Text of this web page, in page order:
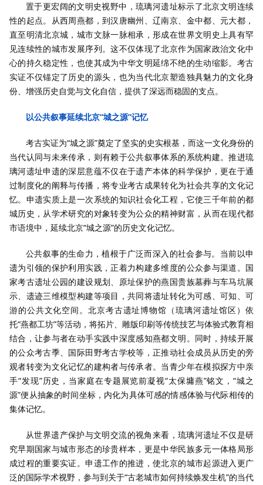
置于更宏阔的文明史视野中，琉璃河遗址标示了北京文明连续
性的起点。从西周燕都，到汉唐幽州、辽南京、金中都、元大都，
直至明清北京城，城市文脉一脉相承，形成在世界文明史上具有罕
见连续性的城市发展序列。这不仅体现了北京作为国家政治文化中
心的持久稳定性，也使其成为中华文明延绵不绝的生动缩影。考古
实证不仅锚定了历史的源头，也为当代北京塑造独具魅力的文化身
份、增强历史自觉与文化自信，提供了深远而稳固的支点。
以公共叙事延续北京“城之源”记忆
考古实证为“城之源”奠定了坚实的史实根基，而这一文化身份的
当代认同与未来传承，则有赖于公共叙事体系的系统构建。推进琉
璃河遗址申遗的深层意蕴不仅在于遗产本体的科学保护，更在于通
过制度化的阐释与传播，将专业考古成果转化为社会共享的文化记
忆。申遗实质上是一次系统的知识社会化工程，它使三千年前的都
城历史，从学术研究的对象转变为公众的精神财富，从而在现代都
市语境中，延续北京“城之源”的历史文化记忆。
公共叙事的生命力，植根于广泛而深入的社会参与。当前以申
遗为引领的保护利用实践，正着力构建多维度的公众参与渠道。国
家考古遗址公园的建设规划、原址保护的燕国贵族墓葬与车马坑展
示、遗迹三维模型构建等项目，共同将遗址转化为可感、可知、可
游的公共文化空间。北京考古遗址博物馆（琉璃河遗址馆区）依
托“燕都工坊”等活动，将拓片、雕版印刷等传统技艺与体验式教育相
结合，让参与者在动手实践中深度感知燕都文明。同时，持续开展
的公众考古季、国际田野考古学校等，正推动社会成员从历史的旁
观者转变为文化记忆的建构者与传承者。当青少年在模拟探方中亲
手“发现”历史，当家庭在专题展览前凝视“太保墉燕”铭文，“城之
源”便从抽象的时间坐标，内化为具体可感的情感体验与代际相传的
集体记忆。
从世界遗产保护与文明交流的视角来看，琉璃河遗址不仅是研
究早期国家与城市形态的珍贵样本，更是中华民族多元一体格局形
成过程的重要实证。申遗工作的推进，使北京的城市起源进入更广
泛的国际学术视野，参与到关于“古老城市如何持续焕发生机”的当代